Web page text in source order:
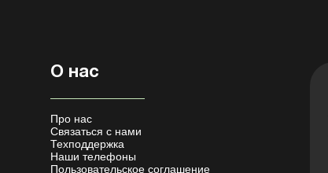
О нас
Про нас
Связаться с нами
Техподдержка
Наши телефоны
Пользовательское соглашение